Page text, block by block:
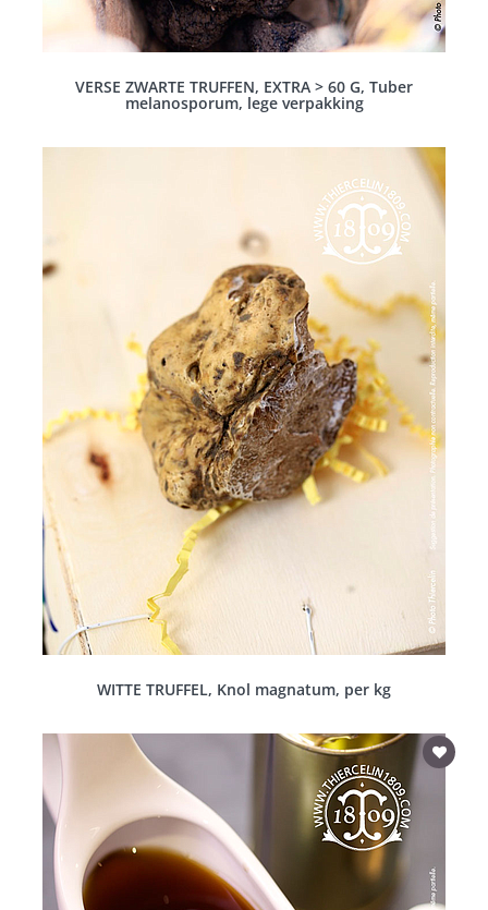
VERSE ZWARTE TRUFFEN, EXTRA > 60 G, Tuber
melanosporum, lege verpakking
WITTE TRUFFEL, Knol magnatum, per kg